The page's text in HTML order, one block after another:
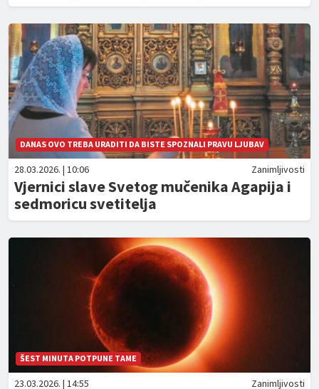
DANAS OVO TREBA URADITI DA BISTE SPOZNALI PRAVU LJUBAV
28.03.2026. | 10:06 Zanimljivosti
Vjernici slave Svetog mučenika Agapija i
sedmoricu svetitelja
ŠEST MINUTA POTPUNE TAME
23.03.2026. | 14:55 Zanimljivosti